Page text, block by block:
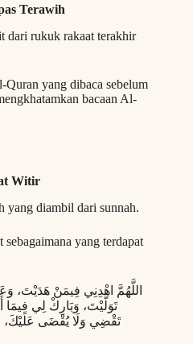
Terawih
dari rukuk rakaat terakhir
Quran yang dibaca sebelum
bacaan Al-
Witir
yang diambil dari sunnah.
yang terdapat
اللَّهُمَّ اهْدِنِي فِيمَنْ هَدَيْتَ،
تَوَلَّيْتَ، وَبَارِكْ لِي
تَقْضِي وَلَا يُقْضَى عَلَيْكَ،